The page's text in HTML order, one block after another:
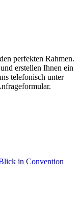
perfekten Rahmen.
erstellen Ihnen ein
telefonisch unter